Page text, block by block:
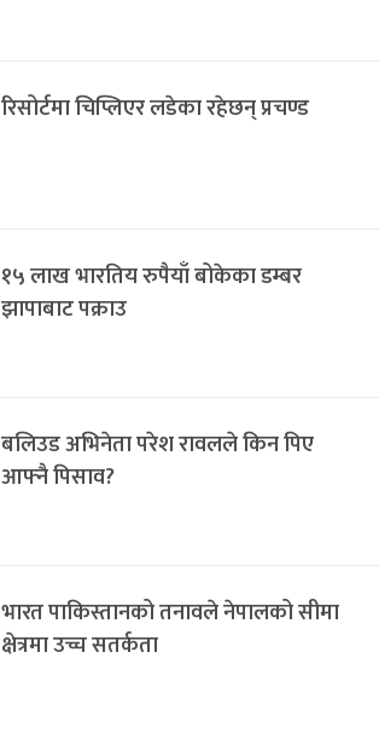
रिसोर्टमा चिप्लिएर लडेका रहेछन् प्रचण्ड
१५ लाख भारतिय रुपैयाँ बोकेका डम्बर
झापाबाट पक्राउ
बलिउड अभिनेता परेश रावलले किन पिए
आफ्नै पिसाव?
भारत पाकिस्तानको तनावले नेपालको सीमा
क्षेत्रमा उच्च सतर्कता